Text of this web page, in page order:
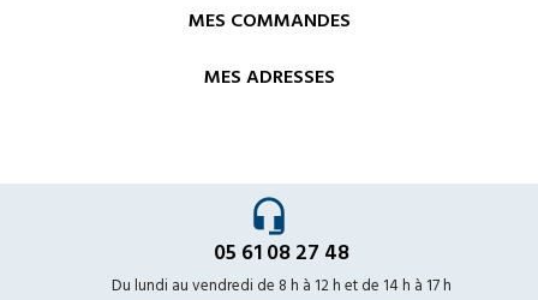
MES COMMANDES
MES ADRESSES
headset_mic
05 61 08 27 48
Du lundi au vendredi de 8 h à 12 h et de 14 h à 17 h